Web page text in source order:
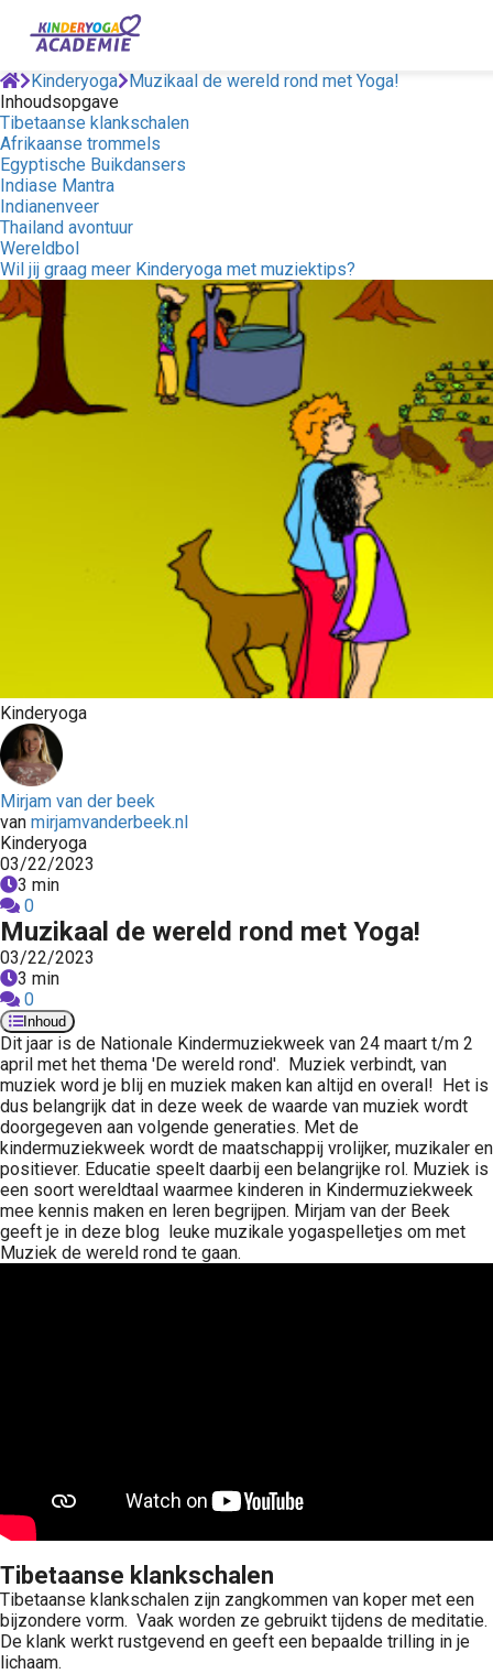
Kinderyoga Muzikaal de wereld rond met Yoga!
Inhoudsopgave
Tibetaanse klankschalen
Afrikaanse trommels
Egyptische Buikdansers
Indiase Mantra
Indianenveer
Thailand avontuur
Wereldbol
Wil jij graag meer Kinderyoga met muziektips?
Kinderyoga
Mirjam van der beek
van mirjamvanderbeek.nl
Kinderyoga
03/22/2023
3 min
0
Muzikaal de wereld rond met Yoga!
03/22/2023
3 min
0
Inhoud
Dit jaar is de Nationale Kindermuziekweek van 24 maart t/m 2
april met het thema 'De wereld rond'. Muziek verbindt, van
muziek word je blij en muziek maken kan altijd en overal! Het is
dus belangrijk dat in deze week de waarde van muziek wordt
doorgegeven aan volgende generaties. Met de
kindermuziekweek wordt de maatschappij vrolijker, muzikaler en
positiever. Educatie speelt daarbij een belangrijke rol. Muziek is
een soort wereldtaal waarmee kinderen in Kindermuziekweek
mee kennis maken en leren begrijpen. Mirjam van der Beek
geeft je in deze blog leuke muzikale yogaspelletjes om met
Muziek de wereld rond te gaan.
Tibetaanse klankschalen
Tibetaanse klankschalen zijn zangkommen van koper met een
bijzondere vorm. Vaak worden ze gebruikt tijdens de meditatie.
De klank werkt rustgevend en geeft een bepaalde trilling in je
lichaam.